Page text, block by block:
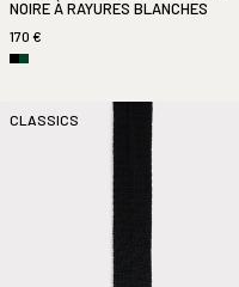
NOIRE À RAYURES BLANCHES
170 €
CLASSICS